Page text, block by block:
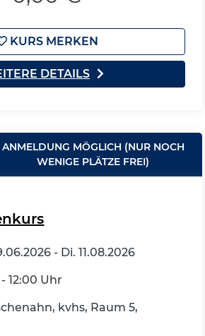
KURS MERKEN
DETAILS
ANMELDUNG MÖGLICH (NUR NOCH
WENIGE PLÄTZE FREI)
- Di. 11.08.2026
- 12:00 Uhr
kvhs, Raum 5,